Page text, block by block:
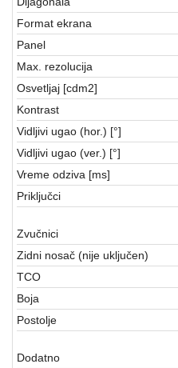
Software
Sve
kategorije
Format ekrana
Panel
Max. rezolucija
Osvetljaj [cdm2]
Kontrast
Vidljivi ugao (hor.) [°]
Vidljivi ugao (ver.) [°]
Vreme odziva [ms]
Priključci
Zvučnici
Zidni nosač (nije uključen)
TCO
Boja
Postolje
Dodatno